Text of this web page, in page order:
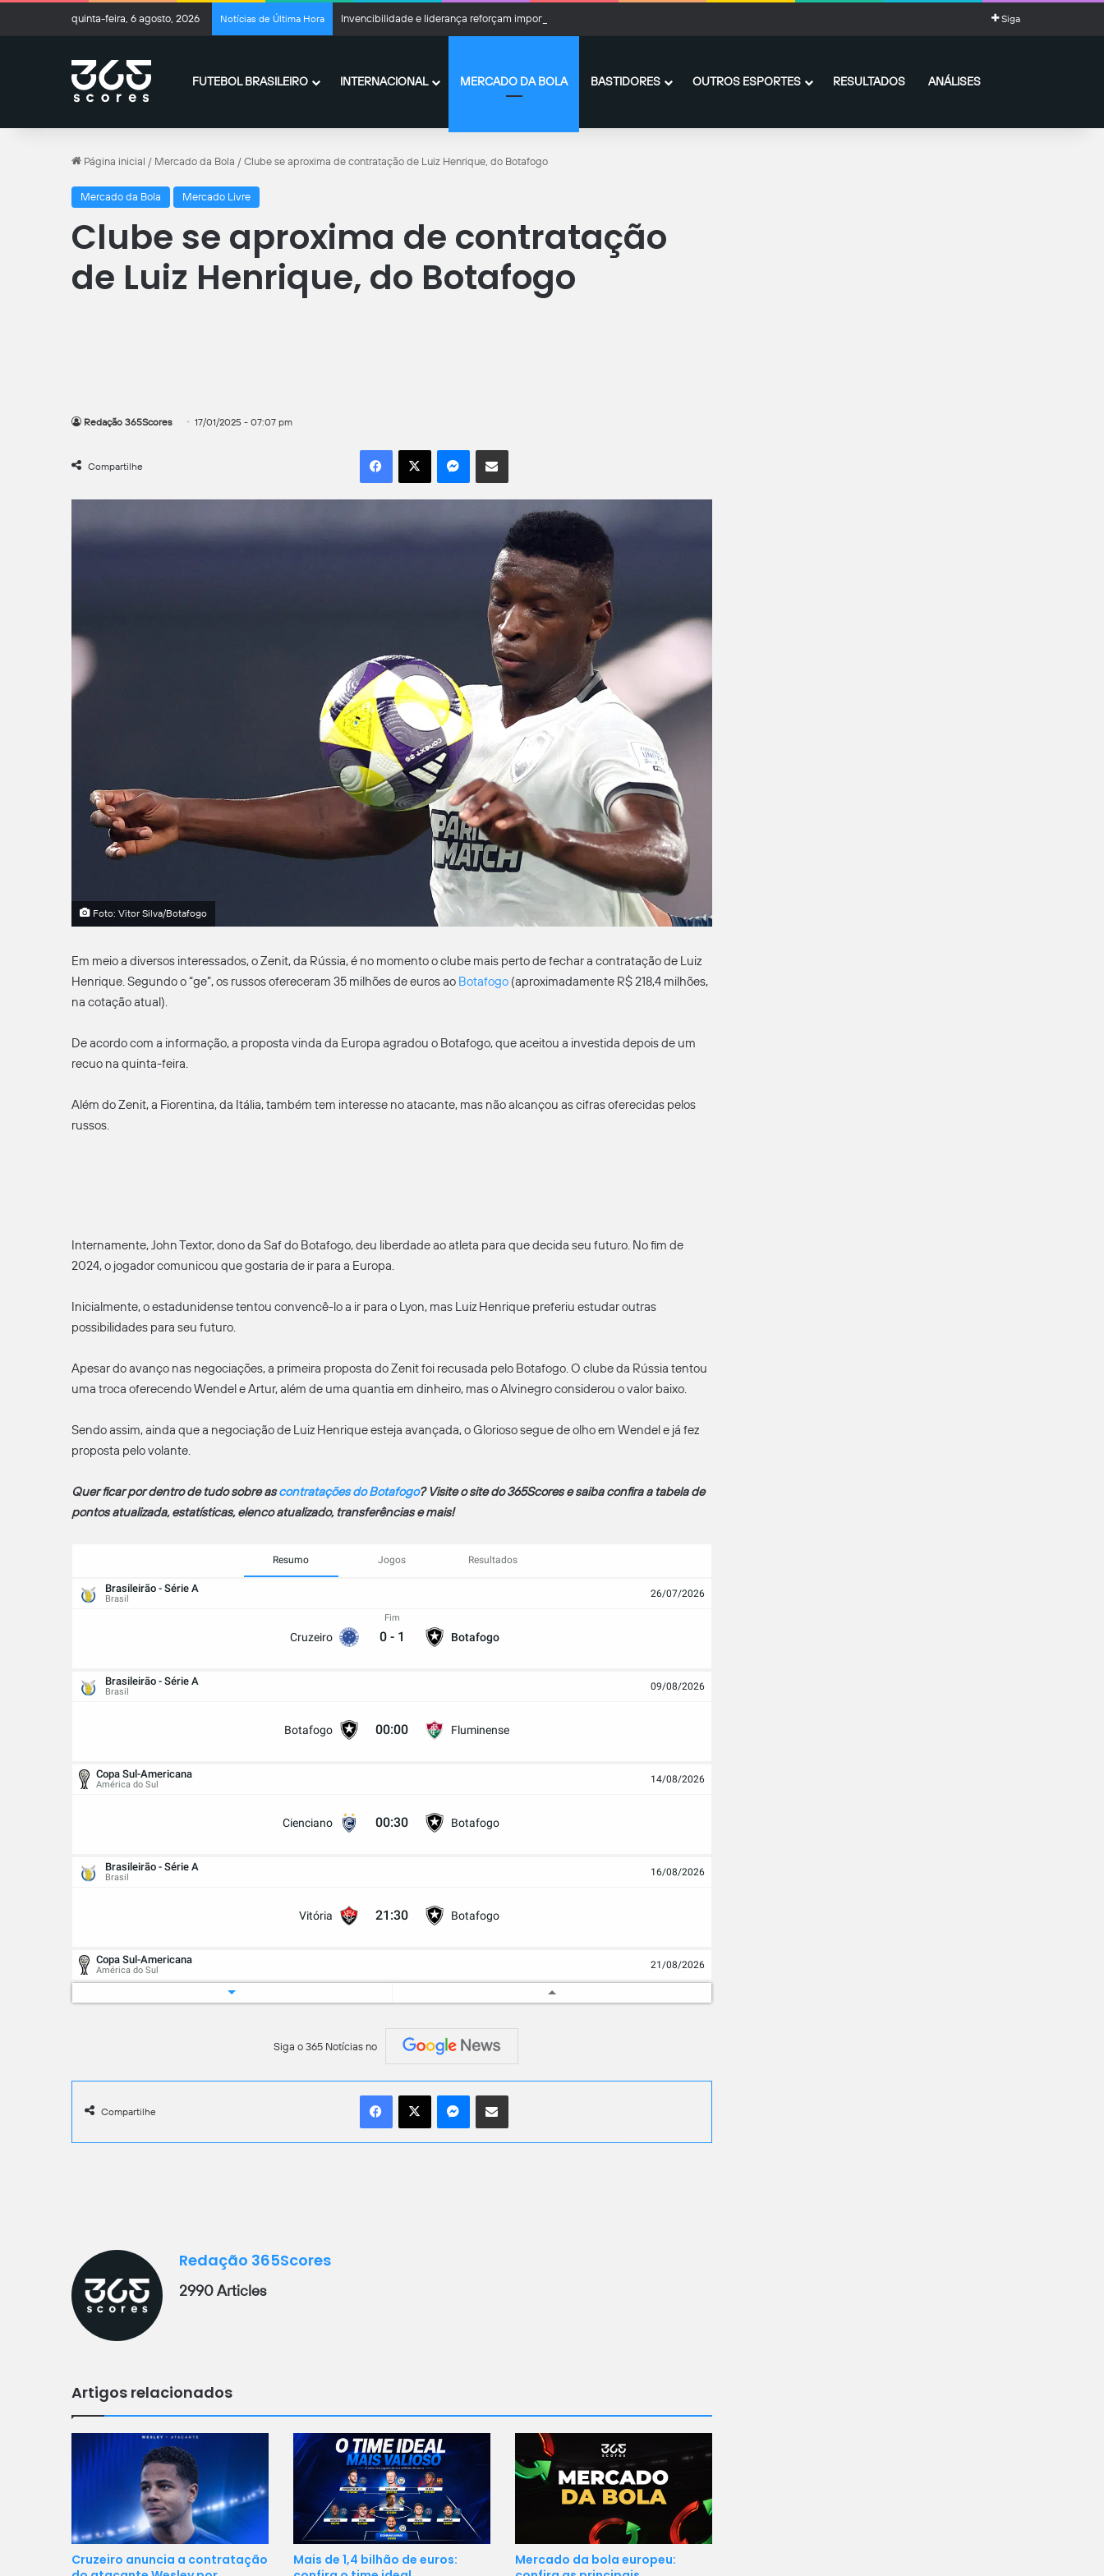
quinta-feira, 6 agosto, 2026 Notícias de Última Hora Invencibilidade e liderança reforçam importância de Marcelo Hermes no Criciúma Siga
FUTEBOL BRASILEIRO INTERNACIONAL MERCADO DA BOLA BASTIDORES OUTROS ESPORTES RESULTADOS ANÁLISES
Página inicial / Mercado da Bola / Clube se aproxima de contratação de Luiz Henrique, do Botafogo
Mercado da Bola Mercado Livre
Clube se aproxima de contratação
de Luiz Henrique, do Botafogo
Redação 365Scores 17/01/2025 - 07:07 pm
Compartilhe
Facebook
X MessengerCompartilhar por e-mail
Foto: Vitor Silva/Botafogo
Em meio a diversos interessados, o Zenit, da Rússia, é no momento o clube mais perto de fechar a contratação de Luiz
Henrique. Segundo o “ge”, os russos ofereceram 35 milhões de euros ao Botafogo (aproximadamente R$ 218,4 milhões,
na cotação atual).
De acordo com a informação, a proposta vinda da Europa agradou o Botafogo, que aceitou a investida depois de um
recuo na quinta-feira.
Além do Zenit, a Fiorentina, da Itália, também tem interesse no atacante, mas não alcançou as cifras oferecidas pelos
russos.
Internamente, John Textor, dono da Saf do Botafogo, deu liberdade ao atleta para que decida seu futuro. No fim de
2024, o jogador comunicou que gostaria de ir para a Europa.
Inicialmente, o estadunidense tentou convencê-lo a ir para o Lyon, mas Luiz Henrique preferiu estudar outras
possibilidades para seu futuro.
Apesar do avanço nas negociações, a primeira proposta do Zenit foi recusada pelo Botafogo. O clube da Rússia tentou
uma troca oferecendo Wendel e Artur, além de uma quantia em dinheiro, mas o Alvinegro considerou o valor baixo.
Sendo assim, ainda que a negociação de Luiz Henrique esteja avançada, o Glorioso segue de olho em Wendel e já fez
proposta pelo volante.
Quer ficar por dentro de tudo sobre ascontratações do Botafogo? Visite o site do 365Scores e saiba confira a tabela de
pontos atualizada, estatísticas, elenco atualizado, transferências e mais!
Resumo Jogos Resultados
Brasileirão - Série A
Brasil 26/07/2026
Cruzeiro
Fim
0 - 1 Botafogo
Brasileirão - Série A
Brasil 09/08/2026
Botafogo 00:00 Fluminense
Copa Sul-Americana
América do Sul 14/08/2026
Cienciano 00:30 Botafogo
Brasileirão - Série A
Brasil 16/08/2026
Vitória 21:30 Botafogo
Copa Sul-Americana
América do Sul 21/08/2026
Botafogo 00:30
Agr 0 - 0
Cienciano
23:00 Athletico-PR
Siga o 365 Notícias no
Compartilhe
Facebook
X MessengerCompartilhar por e-mail
Redação 365Scores
2990 Articles
Artigos relacionados
Cruzeiro anuncia a contratação
Mais de 1,4 bilhão de euros:
Mercado da bola europeu: